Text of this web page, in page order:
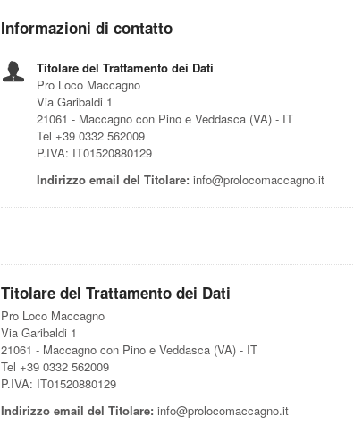
Informazioni di contatto
Titolare del Trattamento dei Dati
Pro Loco Maccagno
Via Garibaldi 1
21061 - Maccagno con Pino e Veddasca (VA) - IT
Tel +39 0332 562009
P.IVA: IT01520880129
Indirizzo email del Titolare: info@prolocomaccagno.it
Titolare del Trattamento dei Dati
Pro Loco Maccagno
Via Garibaldi 1
21061 - Maccagno con Pino e Veddasca (VA) - IT
Tel +39 0332 562009
P.IVA: IT01520880129
Indirizzo email del Titolare: info@prolocomaccagno.it